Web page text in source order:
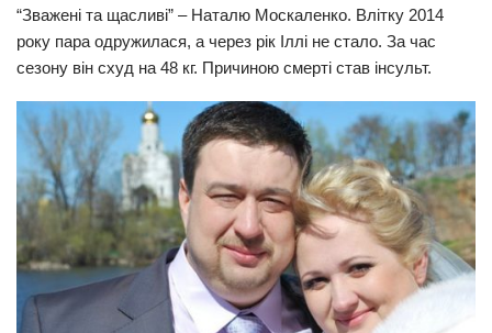
“Зважені та щасливі” – Наталю Москаленко. Влітку 2014
року пара одружилася, а через рік Іллі не стало. За час
сезону він схуд на 48 кг. Причиною смерті став інсульт.